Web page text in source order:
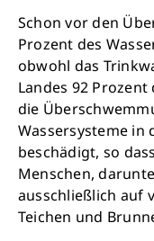
Schon vor den
Prozent des
obwohl das
Landes 92
die
Wassersysteme in
beschädigt, so
Menschen,
ausschließlich auf
Teichen und